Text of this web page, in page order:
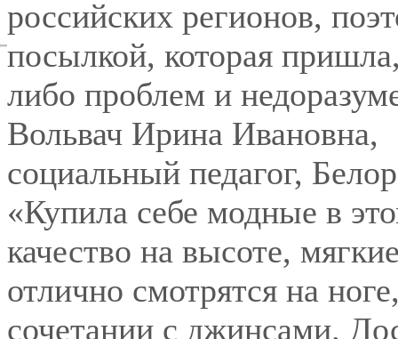
российских регионов,
посылкой, которая
либо проблем и
Вольвач Ирина Ивановна,
социальный педагог,
«Купила себе модные в
качество на высоте,
отлично смотрятся на
сочетании с джинсами.